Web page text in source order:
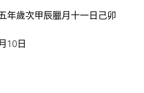
年歲次甲辰臘月十一日己卯
日